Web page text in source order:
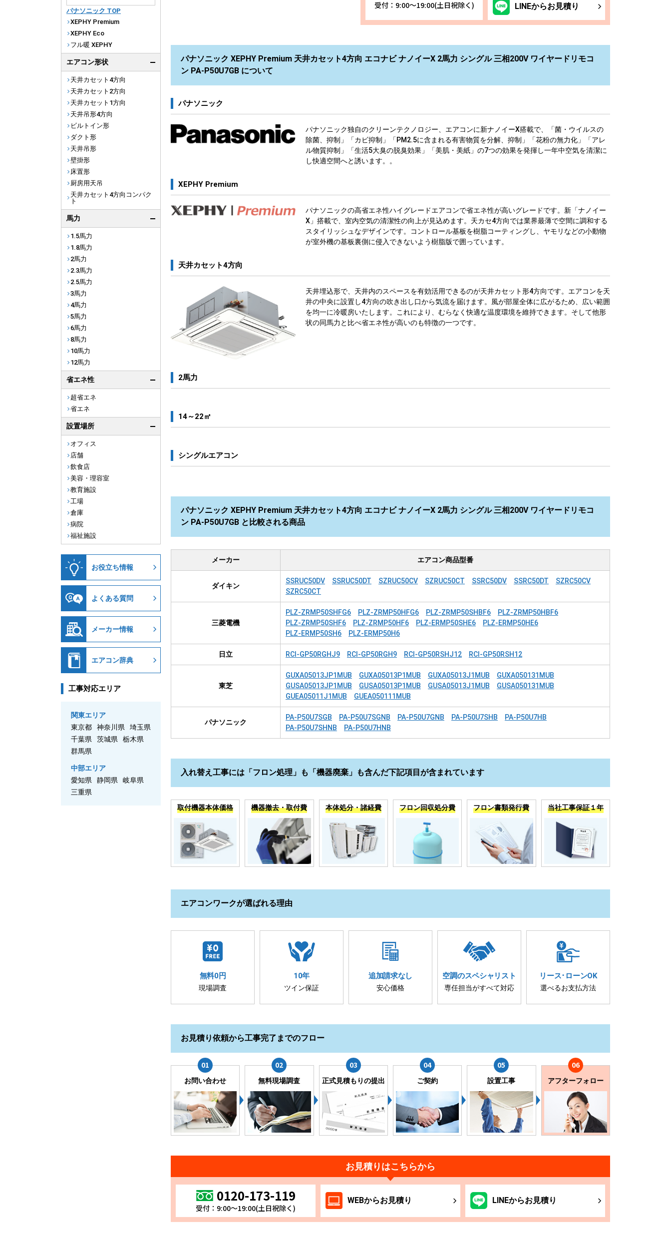
受付：9:00～19:00(土日祝除く) LINEからお見積り
パナソニック XEPHY Premium 天井カセット4方向 エコナビ ナノイーX 2馬力 シングル 三相200V ワイヤードリモコ
ン PA-P50U7GB について
パナソニック
パナソニック独自のクリーンテクノロジー、エアコンに新ナノイーX搭載で、「菌・ウイルスの
除菌、抑制」「カビ抑制」「PM2.5に含まれる有害物質を分解、抑制」「花粉の無力化」「アレ
ル物質抑制」「生活5大臭の脱臭効果」「美肌・美紙」の7つの効果を発揮し一年中空気を清潔に
し快適空間へと誘います。。
XEPHY Premium
パナソニックの高省エネ性ハイグレードエアコンで省エネ性が高いグレードです。新「ナノイー
X」搭載で、室内空気の清潔性の向上が見込めます。天カセ4方向では業界最薄で空間に調和する
スタイリッシュなデザインです。コントロール基板を樹脂コーティングし、ヤモリなどの小動物
が室外機の基板裏側に侵入できないよう樹脂版で囲っています。
天井カセット4方向
天井埋込形で、天井内のスペースを有効活用できるのが天井カセット形4方向です。エアコンを天
井の中央に設置し4方向の吹き出し口から気流を届けます。風が部屋全体に広がるため、広い範囲
を均一に冷暖房いたします。これにより、むらなく快適な温度環境を維持できます。そして他形
状の同馬力と比べ省エネ性が高いのも特徴の一つです。
2馬力
14～22㎡
シングルエアコン
パナソニック XEPHY Premium 天井カセット4方向 エコナビ ナノイーX 2馬力 シングル 三相200V ワイヤードリモコ
ン PA-P50U7GB と比較される商品
メーカー エアコン商品型番
ダイキン
SSRUC50DV SSRUC50DT SZRUC50CV SZRUC50CT SSRC50DV SSRC50DT
SZRC50CV
SZRC50CT
三菱電機
PLZ-ZRMP50SHFG6 PLZ-ZRMP50HFG6 PLZ-ZRMP50SHBF6
PLZ-ZRMP50HBF6
PLZ-ZRMP50SHF6
PLZ-ZRMP50HF6 PLZ-ERMP50SHE6
PLZ-ERMP50HE6
PLZ-ERMP50SH6
PLZ-ERMP50H6
日立 RCI-GP50RGHJ9 RCI-GP50RGH9 RCI-GP50RSHJ12 RCI-GP50RSH12
東芝
GUXA05013JP1MUB GUXA05013P1MUB GUXA05013J1MUB
GUXA050131MUB
GUSA05013JP1MUB
GUSA05013P1MUB GUSA05013J1MUB
GUSA050131MUB
GUEA05011J1MUB
GUEA050111MUB
パナソニック
PA-P50U7SGB PA-P50U7SGNB PA-P50U7GNB PA-P50U7SHB
PA-P50U7HB
PA-P50U7SHNB
PA-P50U7HNB
入れ替え工事には「フロン処理」も「機器廃棄」も含んだ下記項目が含まれています
取付機器本体価格 機器撤去・取付費 本体処分・諸経費 フロン回収処分費 フロン書類発行費 当社工事保証１年
エアコンワークが選ばれる理由
無料0円
現場調査
10年
ツイン保証
追加請求なし
安心価格
空調のスペシャリスト
専任担当がすべて対応
リース･ ローンOK
選べるお支払方法
お見積り依頼から工事完了までのフロー
お問い合わせ 無料現場調査 正式見積もりの提出 ご契約 設置工事 アフターフォロー
お見積りはこちらから
0120-173-119
受付：9:00～19:00(土日祝除く)
WEBからお見積り LINEからお見積り
パナソニック TOP
XEPHY Premium
XEPHY Eco
フル暖 XEPHY
エアコン形状
天井カセット4方向
天井カセット2方向
天井カセット1方向
天井吊形4方向
ビルトイン形
ダクト形
天井吊形
壁掛形
床置形
厨房用天吊
天井カセット4方向コンパク
ト
馬力
1.5馬力
1.8馬力
2馬力
2.3馬力
2.5馬力
3馬力
4馬力
5馬力
6馬力
8馬力
10馬力
12馬力
省エネ性
超省エネ
省エネ
設置場所
オフィス
店舗
飲食店
美容・理容室
教育施設
工場
倉庫
病院
福祉施設
お役立ち情報
よくある質問
メーカー情報
エアコン辞典
工事対応エリア
関東エリア
東京都
神奈川県
埼玉県
千葉県
茨城県
栃木県
群馬県
中部エリア
愛知県
静岡県
岐阜県
三重県